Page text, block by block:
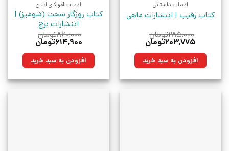
ادبیات داستانی
کتاب رقیب | انتشارات ماهی
۲۸۵,۰۰۰تومان
قیمت
۲۸۵,۰۰۰تومان
بود.
۲۰۳,۷۷۵تومان
۲۰۳,۷۷۵تومان.افزودن به سبد خرید
ادبیات آمریکای لاتین
کتاب روزگار سخت (شومیز) |
انتشارات برج
۸۶۰,۰۰۰تومان
قیمت
۸۶۰,۰۰۰تومان
بود.
۶۱۴,۹۰۰تومان
۶۱۴,۹۰۰تومان.افزودن به سبد خرید